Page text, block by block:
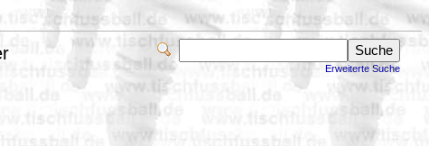
Erweiterte Suche